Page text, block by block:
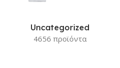
Uncategorized
4656 προϊόντα